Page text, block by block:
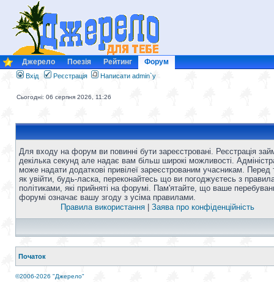
Джерело Поезія Рейтинг Форум
Вхід Реєстрація Написати admin`у
Сьогодні: 06 серпня 2026, 11:26
Для входу на форум ви повинні бути зареєстровані. Реєстрація
декілька секунд але надає вам більш широкі можливості.
може надати додаткові привілеї зареєстрованим учасникам. Перед
як увійти, будь-ласка, переконайтесь що ви погоджуєтесь з
політиками, які прийняті на форумі. Пам'ятайте, що ваше
форумі означає вашу згоду з усіма правилами.
Правила використання
Заява про конфіденційність
Початок
©2006-2026 "Джерело"